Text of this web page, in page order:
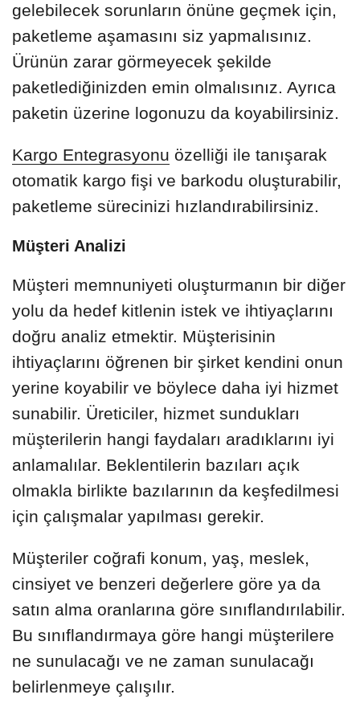
gelebilecek sorunların önüne geçmek için,
paketleme aşamasını siz yapmalısınız.
Ürünün zarar görmeyecek şekilde
paketlediğinizden emin olmalısınız. Ayrıca
paketin üzerine logonuzu da koyabilirsiniz.
Kargo Entegrasyonu özelliği ile tanışarak
otomatik kargo fişi ve barkodu oluşturabilir,
paketleme sürecinizi hızlandırabilirsiniz.
Müşteri Analizi
Müşteri memnuniyeti oluşturmanın bir diğer
yolu da hedef kitlenin istek ve ihtiyaçlarını
doğru analiz etmektir. Müşterisinin
ihtiyaçlarını öğrenen bir şirket kendini onun
yerine koyabilir ve böylece daha iyi hizmet
sunabilir. Üreticiler, hizmet sundukları
müşterilerin hangi faydaları aradıklarını iyi
anlamalılar. Beklentilerin bazıları açık
olmakla birlikte bazılarının da keşfedilmesi
için çalışmalar yapılması gerekir.
Müşteriler coğrafi konum, yaş, meslek,
cinsiyet ve benzeri değerlere göre ya da
satın alma oranlarına göre sınıflandırılabilir.
Bu sınıflandırmaya göre hangi müşterilere
ne sunulacağı ve ne zaman sunulacağı
belirlenmeye çalışılır.